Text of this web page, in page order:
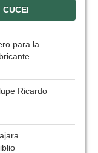
CUCEI
para la
Ricardo